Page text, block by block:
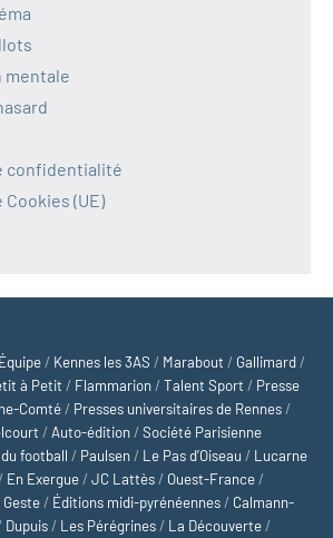
mentale
confidentialité
(UE)
/ Kennes les 3AS / Marabout / Gallimard /
à Petit / Flammarion /Talent Sport / Presse
Comté / Presses universitaires de Rennes /
/ Auto-édition /Société Parisienne
football / Paulsen / Le Pas d’Oiseau / Lucarne
/ En Exergue /JC Lattès / Ouest-France /
Geste / Éditions midi-pyrénéennes / Calmann-
Dupuis / Les Pérégrines / La Découverte /